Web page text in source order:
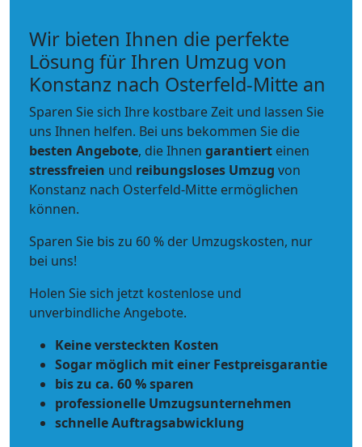
Wir bieten Ihnen die perfekte
Lösung für Ihren Umzug von
Konstanz nach Osterfeld-Mitte an
Sparen Sie sich Ihre kostbare Zeit und lassen Sie
uns Ihnen helfen. Bei uns bekommen Sie die
besten Angebote, die Ihnen garantiert einen
stressfreien und reibungsloses Umzug von
Konstanz nach Osterfeld-Mitte ermöglichen
können.
Sparen Sie bis zu 60 % der Umzugskosten, nur
bei uns!
Holen Sie sich jetzt kostenlose und
unverbindliche Angebote.
Keine versteckten Kosten
Sogar möglich mit einer Festpreisgarantie
bis zu ca. 60 % sparen
professionelle Umzugsunternehmen
schnelle Auftragsabwicklung